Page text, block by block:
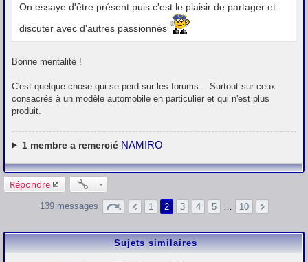
On essaye d'être présent puis c'est le plaisir de partager et
discuter avec d'autres passionnés
Bonne mentalité !
C'est quelque chose qui se perd sur les forums... Surtout sur ceux
consacrés à un modèle automobile en particulier et qui n'est plus
produit.
1membre a remercié NAMIRO
Répondre
139 messages 1 2 3 4 5 10
Sujets similaires